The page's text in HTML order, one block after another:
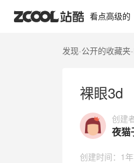
看点高级的
发现-公开的收藏夹-
裸眼3d
创建
夜猫
创建时间： 1
裸眼3d